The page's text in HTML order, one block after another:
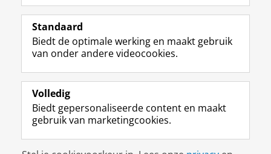
Volg de RUG
F
a
e
b
o
p
a
i
L
i
k
e
I
-
p
g
R
S
-
f
e
R
k
I
n
t
r
m
c
Y
o
T
e
k
a
Studiekiezers
Alumni
Over ons
Disclaimer & Copyright
Standaard
Biedt de optimale werking en maakt gebruik
van onder andere videocookies.
Volledig
Biedt gepersonaliseerde content en maakt
gebruik van marketingcookies.